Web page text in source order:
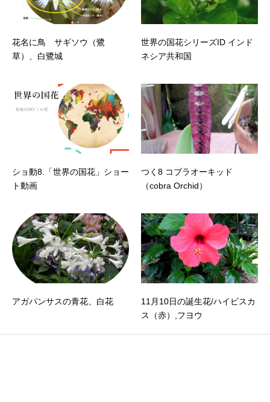
花名に鳥 サギソウ（鷺
草）、白鷺城
世界の国花シリーズID インド
ネシア共和国
ショ動8.「世界の国花」ショー
ト動画
つく8 コブラオーキッド
（cobra Orchid）
アガパンサスの青花、白花
11月10日の誕生花/ハイビスカ
ス（赤）,フヨウ